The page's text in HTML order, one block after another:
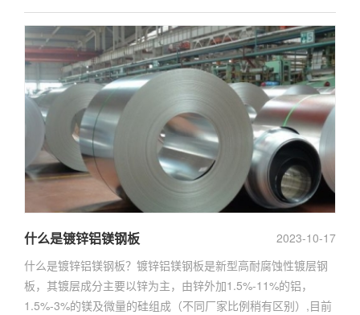
2023-10-17
什么是镀锌铝镁钢板
什么是镀锌铝镁钢板？镀锌铝镁钢板是新型高耐腐蚀性镀层钢
板，其镀层成分主要以锌为主，由锌外加1.5%-11%的铝，
1.5%-3%的镁及微量的硅组成（不同厂家比例稍有区别）,目前